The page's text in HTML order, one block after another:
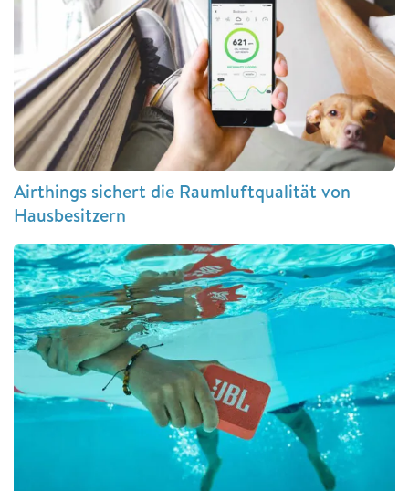
Airthings sichert die Raumluftqualität von
Hausbesitzern